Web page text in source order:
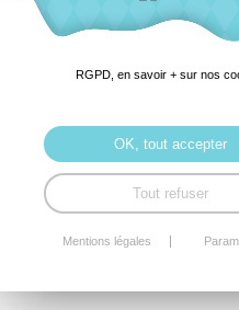
Contenu de
Manuel Multilingue: Oui
Nombre câble: 1
RGPD, en savoir + sur nos
OK, tout accepter
Tout refuser
Mentions légales